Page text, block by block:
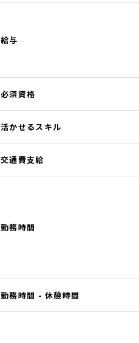
給与
必須資格
活かせるスキル
交通費支給
勤務時間
勤務時間 - 休憩時間